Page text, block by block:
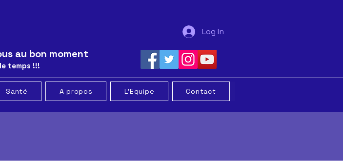
au bon moment
temps !!!
Log In
Santé A propos L'Equipe Contact